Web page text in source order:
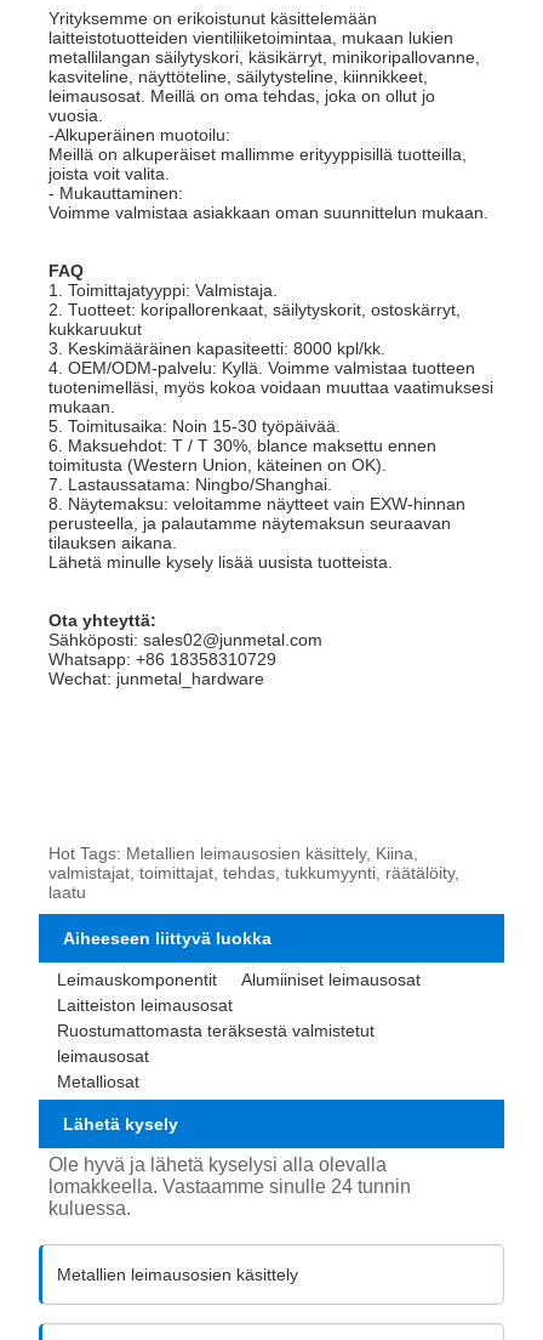
Yrityksemme on erikoistunut käsittelemään
laitteistotuotteiden vientiliiketoimintaa, mukaan lukien
metallilangan säilytyskori, käsikärryt, minikoripallovanne,
kasviteline, näyttöteline, säilytysteline, kiinnikkeet,
leimausosat. Meillä on oma tehdas, joka on ollut jo
vuosia.
-Alkuperäinen muotoilu:
Meillä on alkuperäiset mallimme erityyppisillä tuotteilla,
joista voit valita.
- Mukauttaminen:
Voimme valmistaa asiakkaan oman suunnittelun mukaan.
FAQ
1. Toimittajatyyppi: Valmistaja.
2. Tuotteet: koripallorenkaat, säilytyskorit, ostoskärryt,
kukkaruukut
3. Keskimääräinen kapasiteetti: 8000 kpl/kk.
4. OEM/ODM-palvelu: Kyllä. Voimme valmistaa tuotteen
tuotenimelläsi, myös kokoa voidaan muuttaa vaatimuksesi
mukaan.
5. Toimitusaika: Noin 15-30 työpäivää.
6. Maksuehdot: T / T 30%, blance maksettu ennen
toimitusta (Western Union, käteinen on OK).
7. Lastaussatama: Ningbo/Shanghai.
8. Näytemaksu: veloitamme näytteet vain EXW-hinnan
perusteella, ja palautamme näytemaksun seuraavan
tilauksen aikana.
Lähetä minulle kysely lisää uusista tuotteista.
Ota yhteyttä:
Sähköposti: sales02@junmetal.com
Whatsapp: +86 18358310729
Wechat: junmetal_hardware
Hot Tags: Metallien leimausosien käsittely, Kiina,
valmistajat, toimittajat, tehdas, tukkumyynti, räätälöity,
laatu
Aiheeseen liittyvä luokka
Leimauskomponentit
Alumiiniset leimausosat
Laitteiston leimausosat
Ruostumattomasta teräksestä valmistetut
leimausosat
Metalliosat
Lähetä kysely
Ole hyvä ja lähetä kyselysi alla olevalla
lomakkeella. Vastaamme sinulle 24 tunnin
kuluessa.